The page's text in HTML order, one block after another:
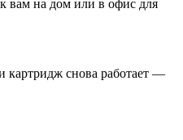
вам на дом или в офис для
картридж снова работает —